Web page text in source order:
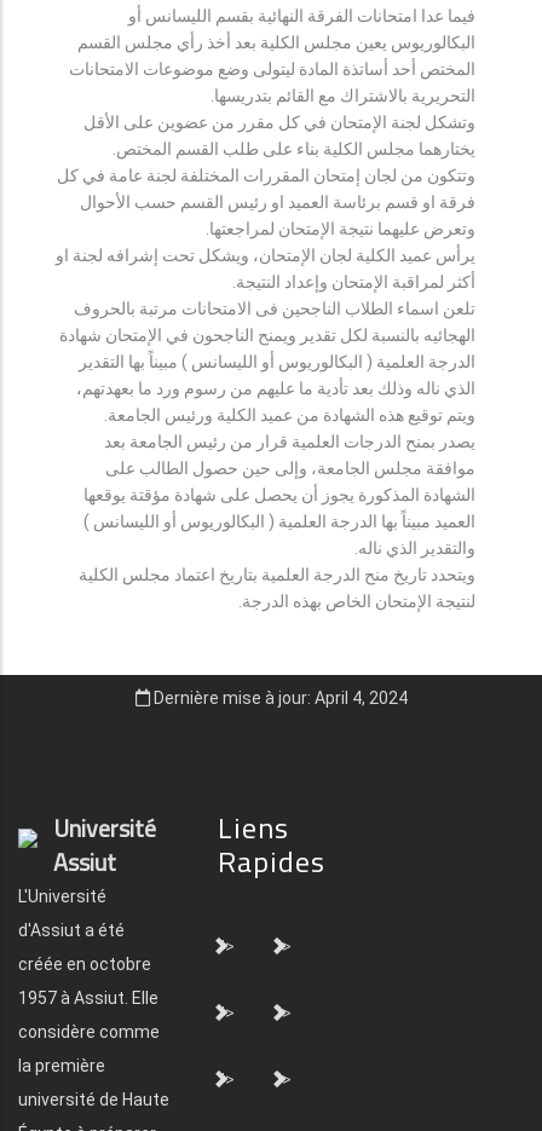
فيما عدا امتحانات الفرقة النهائية بقسم الليسانس أو
البكالوريوس يعين مجلس الكلية بعد أخذ رأي مجلس القسم
المختص أحد أساتذة المادة ليتولى وضع موضوعات الامتحانات
التحريرية بالاشتراك مع القائم بتدريسها.
وتشكل لجنة الإمتحان في كل مقرر من عضوين على الأقل
يختارهما مجلس الكلية بناء على طلب القسم المختص.
وتتكون من لجان إمتحان المقررات المختلفة لجنة عامة في كل
فرقة او قسم برئاسة العميد او رئيس القسم حسب الأحوال
وتعرض عليهما نتيجة الإمتحان لمراجعتها.
يرأس عميد الكلية لجان الإمتحان، ويشكل تحت إشرافه لجنة او
أكثر لمراقبة الإمتحان وإعداد النتيجة.
تلعن اسماء الطلاب الناجحين فى الامتحانات مرتبة بالحروف
الهجائيه بالنسبة لكل تقدير ويمنح الناجحون في الإمتحان شهادة
الدرجة العلمية ( البكالوريوس أو الليسانس ) مبيناً بها التقدير
الذي ناله وذلك بعد تأدية ما عليهم من رسوم ورد ما بعهدتهم،
ويتم توقيع هذه الشهادة من عميد الكلية ورئيس الجامعة.
يصدر بمنح الدرجات العلمية قرار من رئيس الجامعة بعد
موافقة مجلس الجامعة، وإلى حين حصول الطالب على
الشهادة المذكورة يجوز أن يحصل على شهادة مؤقتة يوقعها
العميد مبيناً بها الدرجة العلمية ( البكالوريوس أو الليسانس )
والتقدير الذي ناله.
ويتحدد تاريخ منح الدرجة العلمية بتاريخ اعتماد مجلس الكلية
لنتيجة الإمتحان الخاص بهذه الدرجة.
Dernière mise à jour: April 4, 2024
Université
Assiut
L'Université
d'Assiut a été
créée en octobre
1957 à Assiut. Elle
considère comme
la première
université de Haute
Liens
Rapides
"> ">
"> ">
"> ">